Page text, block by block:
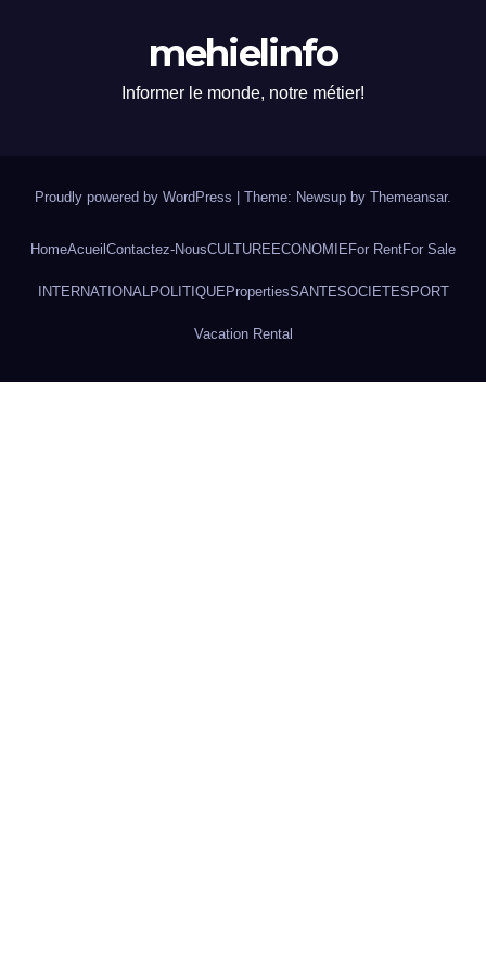
mehielinfo
Informer le monde, notre métier!
Proudly powered by WordPress | Theme: Newsup by Themeansar.
HomeAcueil Contactez-NousCULTURE ECONOMIE For RentFor Sale
INTERNATIONAL POLITIQUE PropertiesSANTESOCIETESPORT
Vacation Rental